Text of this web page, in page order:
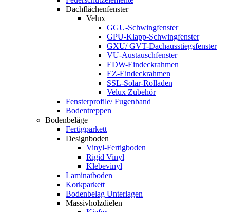
Dachflächenfenster
Velux
GGU-Schwingfenster
GPU-Klapp-Schwingfenster
GXU/ GVT-Dachausstiegsfenster
VU-Austauschfenster
EDW-Eindeckrahmen
EZ-Eindeckrahmen
SSL-Solar-Rolladen
Velux Zubehör
Fensterprofile/ Fugenband
Bodentreppen
Bodenbeläge
Fertigparkett
Designboden
Vinyl-Fertigboden
Rigid Vinyl
Klebevinyl
Laminatboden
Korkparkett
Bodenbelag Unterlagen
Massivholzdielen